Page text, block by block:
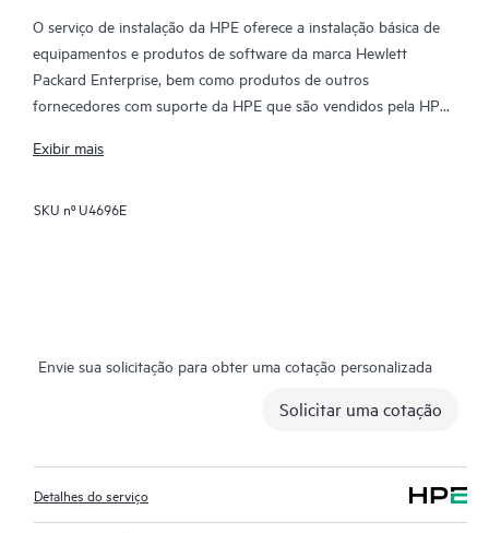
O serviço de instalação da HPE oferece a instalação básica de
equipamentos e produtos de software da marca Hewlett
Packard Enterprise, bem como produtos de outros
fornecedores com suporte da HPE que são vendidos pela HPE
instalação da HPE faz parte de um conjunto de serviços de
tranquilidade de saber que seus produtos HPE e com suporte
Exibir mais
SKU nºU4696E
Envie sua solicitação para obter uma cotação personalizada
Solicitar uma cotação
Detalhes do serviço